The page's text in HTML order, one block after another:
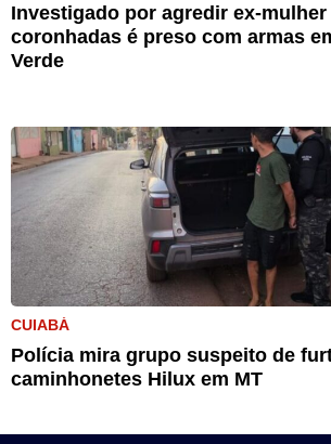
Investigado por agredir ex-mulher
coronhadas é preso com armas
Verde
CUIABÁ
Polícia mira grupo suspeito de
caminhonetes Hilux em MT